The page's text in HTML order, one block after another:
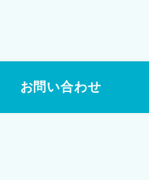
お問い合わせ